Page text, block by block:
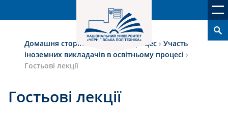
Домашня сторінка›Освітній процес › Участь
іноземних викладачів в освітньому процесі ›
Гостьові лекції
Гостьові лекції